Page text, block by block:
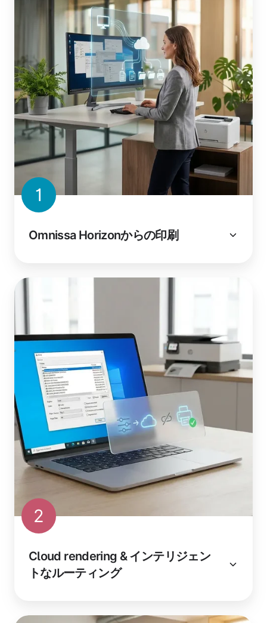
1
Omnissa Horizonからの印刷
2
Cloud rendering & インテリジェン
トなルーティング